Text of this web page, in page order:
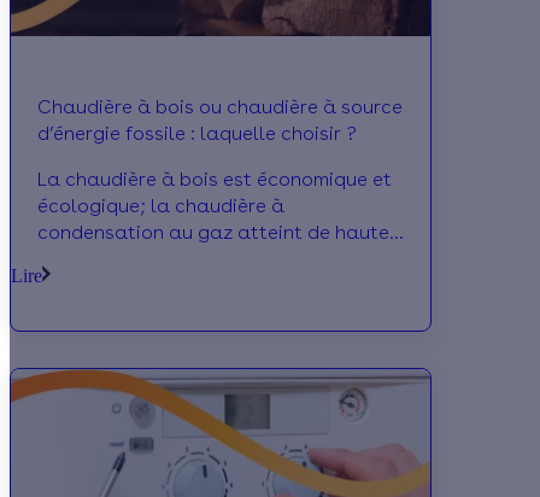
Chaudière à bois ou chaudière à source
d’énergie fossile : laquelle choisir ?
La chaudière à bois est économique et
écologique; la chaudière à
condensation au gaz atteint de hautes
choisir ?
Lire